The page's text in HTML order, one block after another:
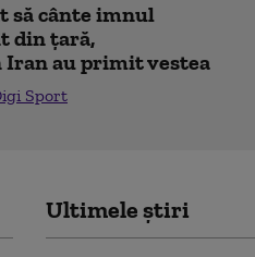
să cânte imnul
din ţară,
au primit vestea
Sport
Ultimele știri